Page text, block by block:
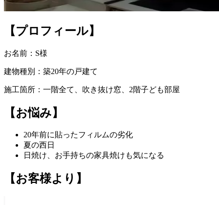
【プロフィール】
お名前： S様
建物種別： 築20年の戸建て
施工箇所： 一階全て、吹き抜け窓、2階子ども部屋
【お悩み】
20年前に貼ったフィルムの劣化
夏の西日
日焼け、お手持ちの家具焼けも気になる
【お客様より】